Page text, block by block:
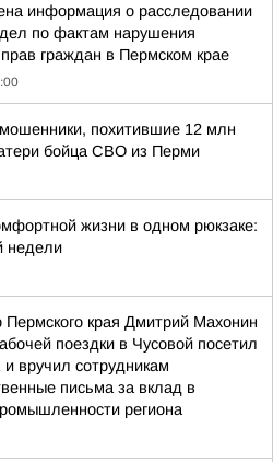
информация о расследовании
по фактам нарушения
граждан в Пермском крае
похитившие 12 млн
бойца СВО из Перми
жизни в одном рюкзаке:
недели
Пермского края Дмитрий Махонин
поездки в Чусовой посетил
вручил сотрудникам
письма за вклад в
региона